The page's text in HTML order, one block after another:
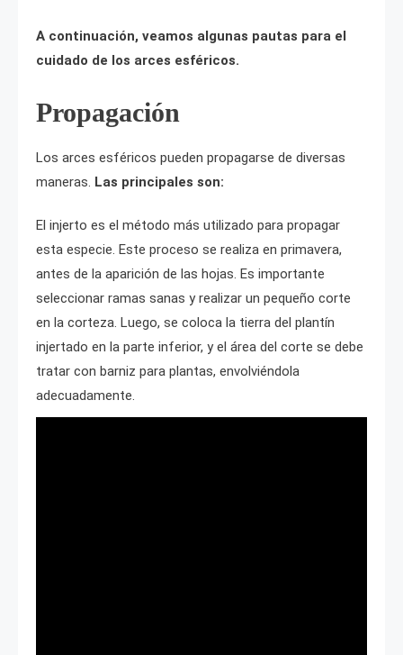
A continuación, veamos algunas pautas para el
cuidado de los arces esféricos.
Propagación
Los arces esféricos pueden propagarse de diversas
maneras. Las principales son:
El injerto es el método más utilizado para propagar
esta especie. Este proceso se realiza en primavera,
antes de la aparición de las hojas. Es importante
seleccionar ramas sanas y realizar un pequeño corte
en la corteza. Luego, se coloca la tierra del plantín
injertado en la parte inferior, y el área del corte se debe
tratar con barniz para plantas, envolviéndola
adecuadamente.